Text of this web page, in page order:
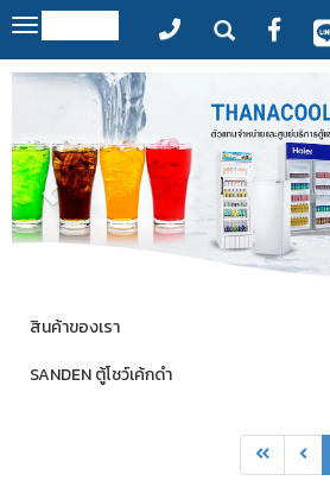
Toggle
navigation
สินค้าของเรา
SANDEN ตู้โชว์เค้กดำ